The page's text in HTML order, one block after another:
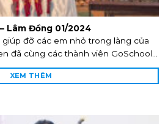
Lâm Đồng 01/2024
đỡ các em nhỏ trong làng của
đã cùng các thành viên GoSchool...
XEM THÊM